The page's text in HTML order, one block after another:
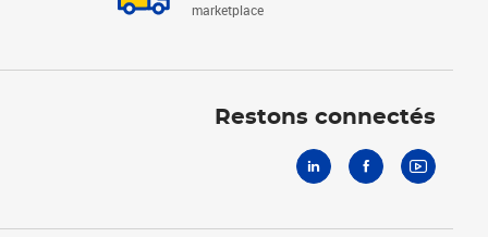
marketplace
Restons connectés